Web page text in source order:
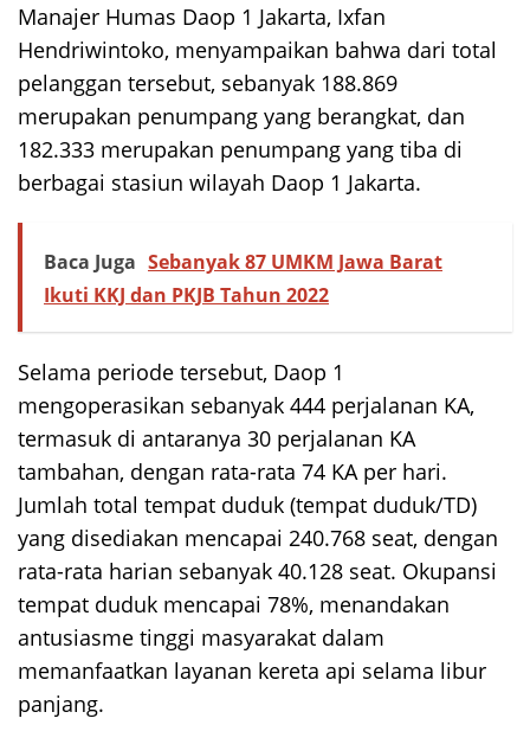
Manajer Humas Daop 1 Jakarta, Ixfan
Hendriwintoko, menyampaikan bahwa dari total
pelanggan tersebut, sebanyak 188.869
merupakan penumpang yang berangkat, dan
182.333 merupakan penumpang yang tiba di
berbagai stasiun wilayah Daop 1 Jakarta.
Baca Juga Sebanyak 87 UMKM Jawa Barat
Ikuti KKJ dan PKJB Tahun 2022
Selama periode tersebut, Daop 1
mengoperasikan sebanyak 444 perjalanan KA,
termasuk di antaranya 30 perjalanan KA
tambahan, dengan rata-rata 74 KA per hari.
Jumlah total tempat duduk (tempat duduk/TD)
yang disediakan mencapai 240.768 seat, dengan
rata-rata harian sebanyak 40.128 seat. Okupansi
tempat duduk mencapai 78%, menandakan
antusiasme tinggi masyarakat dalam
memanfaatkan layanan kereta api selama libur
panjang.